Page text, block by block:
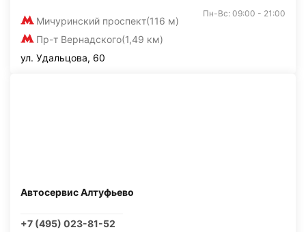
Мичуринский проспект(116 м)
Пр-т Вернадского(1,49 км)
Пн-Вс: 09:00 - 21:00
ул. Удальцова, 60
Автосервис Алтуфьево
+7 (495) 023-81-52